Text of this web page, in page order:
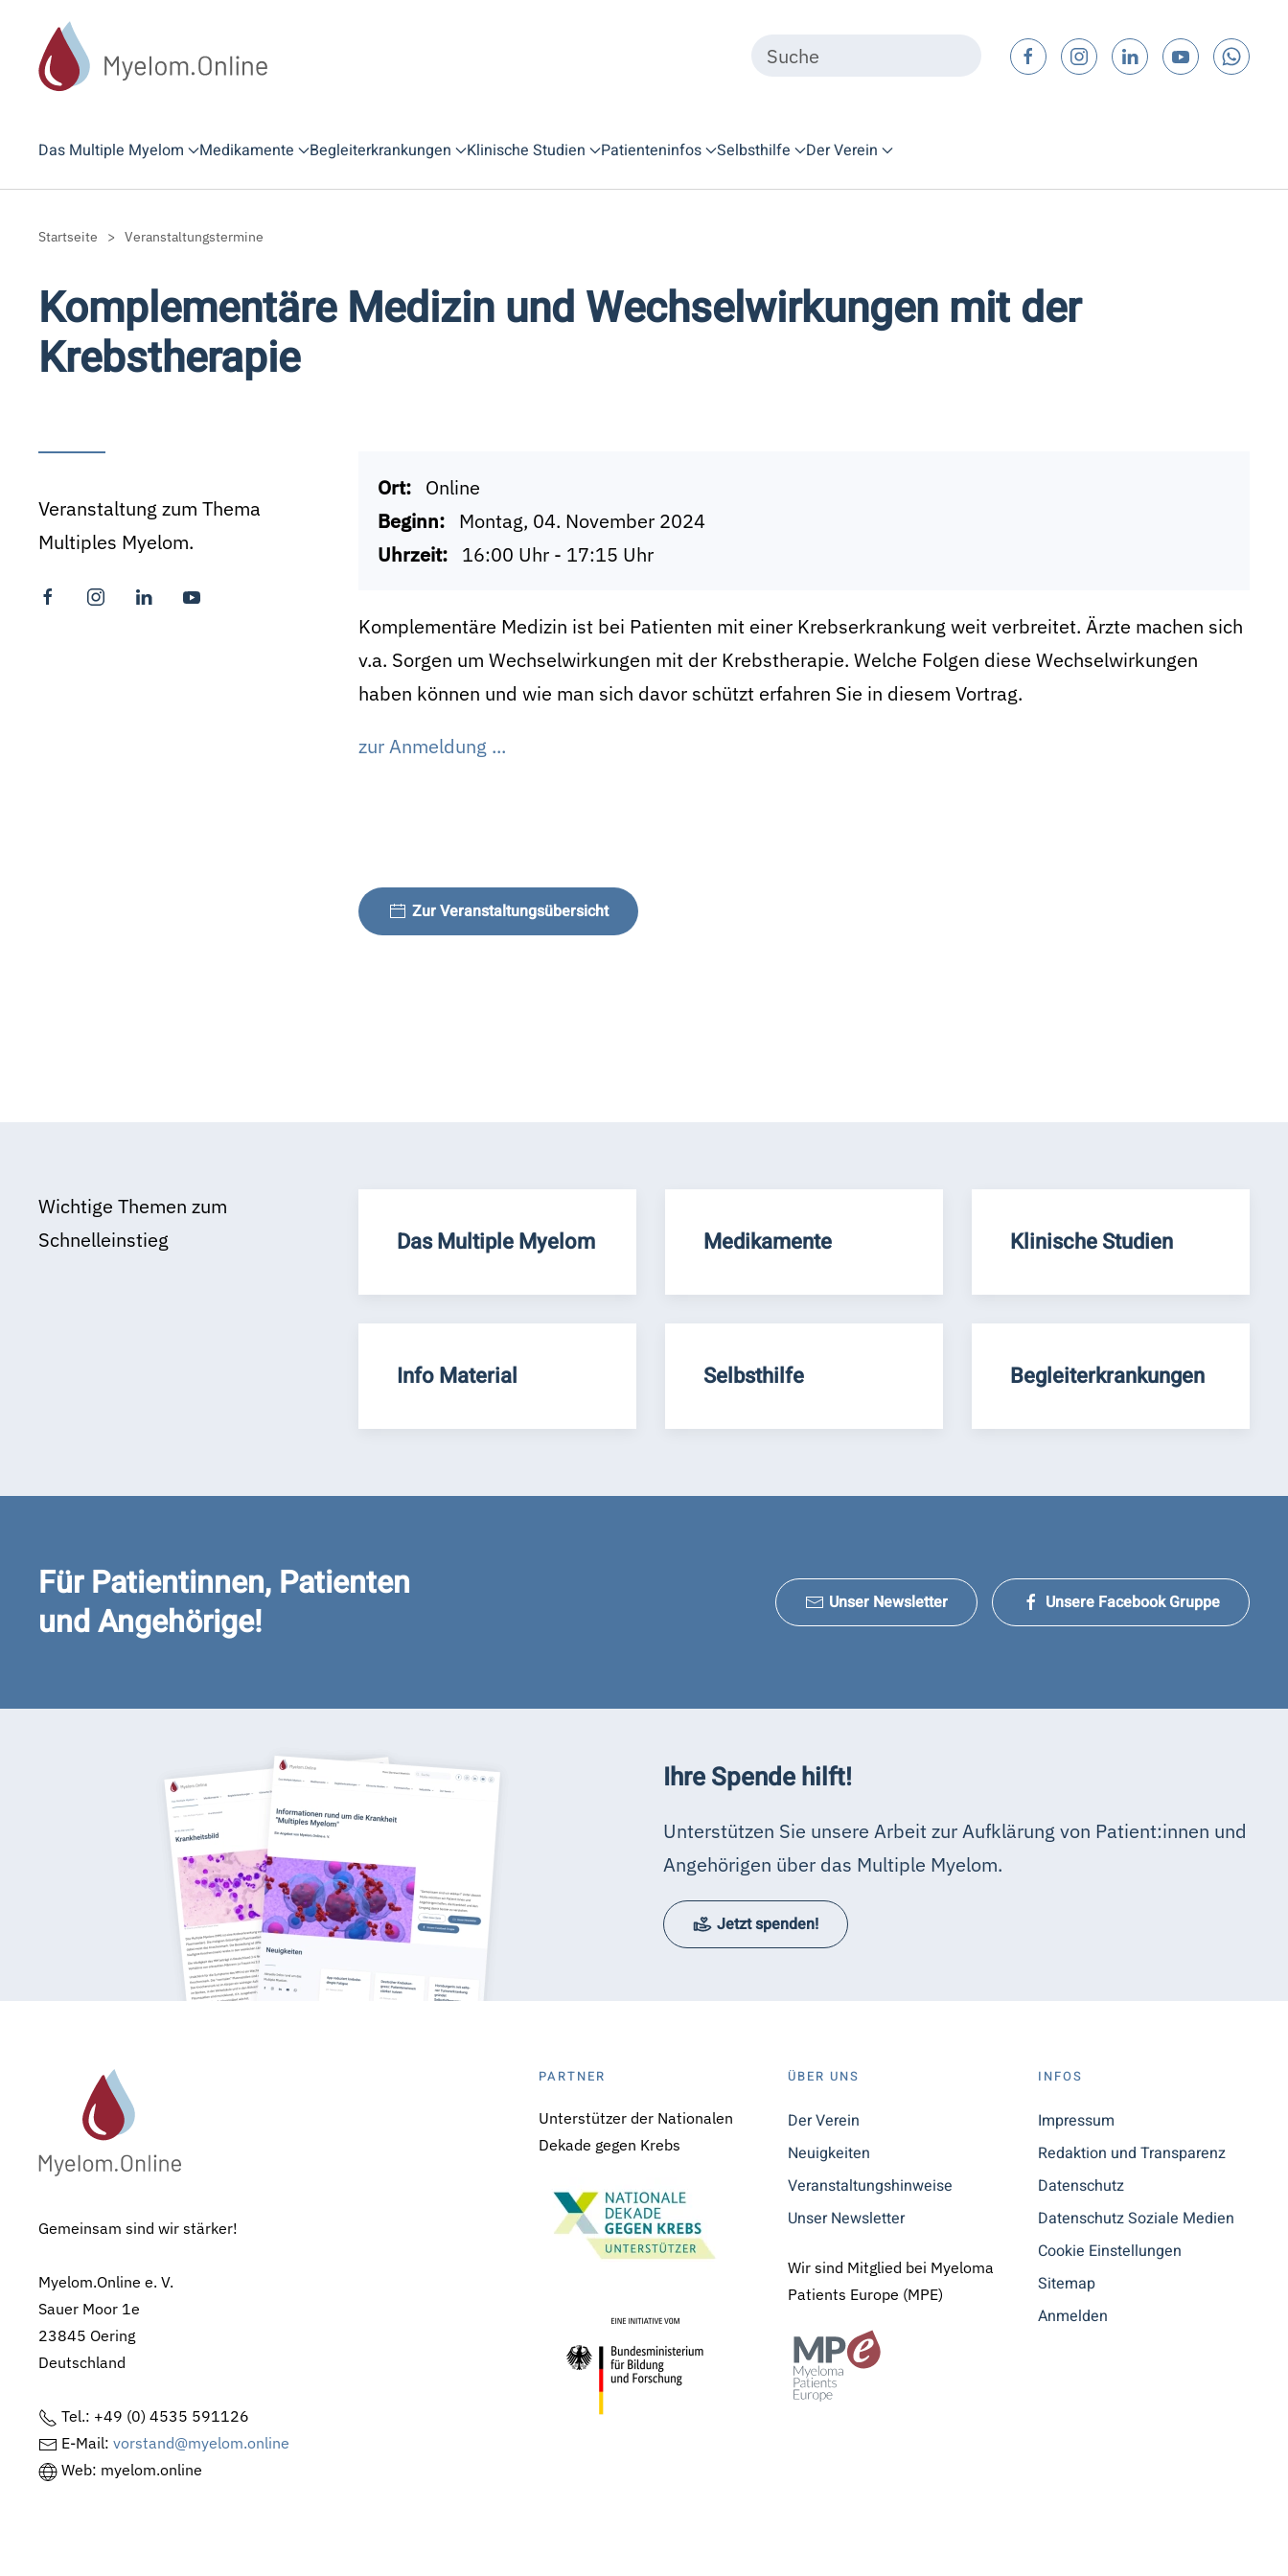
Zum Hauptinhalt springen
Das Multiple Myelom Medikamente Begleiterkrankungen Klinische Studien Patienteninfos Selbsthilfe Der Verein
Startseite Veranstaltungstermine
Komplementäre Medizin und Wechselwirkungen mit der
Krebstherapie
Veranstaltung zum Thema
Multiples Myelom.
Ort:
Online
Beginn:
Montag, 04. November 2024
Uhrzeit:
16:00 Uhr - 17:15 Uhr
Komplementäre Medizin ist bei Patienten mit einer Krebserkrankung weit verbreitet. Ärzte machen sich
v.a. Sorgen um Wechselwirkungen mit der Krebstherapie. Welche Folgen diese Wechselwirkungen
haben können und wie man sich davor schützt erfahren Sie in diesem Vortrag.
zur Anmeldung ...
Zur Veranstaltungsübersicht
Wichtige Themen zum
Schnelleinstieg
Das Multiple Myelom Medikamente Klinische Studien
Info Material Selbsthilfe Begleiterkrankungen
Für Patientinnen, Patienten
und Angehörige!
Unser Newsletter Unsere Facebook Gruppe
Ihre Spende hilft!
Unterstützen Sie unsere Arbeit zur Aufklärung von Patient:innen und
Angehörigen über das Multiple Myelom.
Jetzt spenden!
Gemeinsam sind wir stärker!
Myelom.Online e. V.
Sauer Moor 1e
23845 Oering
Deutschland
Tel.: +49 (0) 4535 591126
E-Mail: vorstand@myelom.online
Web: myelom.online
PARTNER
Unterstützer der Nationalen
Dekade gegen Krebs
ÜBER UNS
Der Verein
Neuigkeiten
Veranstaltungshinweise
Unser Newsletter
Wir sind Mitglied bei Myeloma
Patients Europe (MPE)
INFOS
Impressum
Redaktion und Transparenz
Datenschutz
Datenschutz Soziale Medien
Cookie Einstellungen
Sitemap
Anmelden